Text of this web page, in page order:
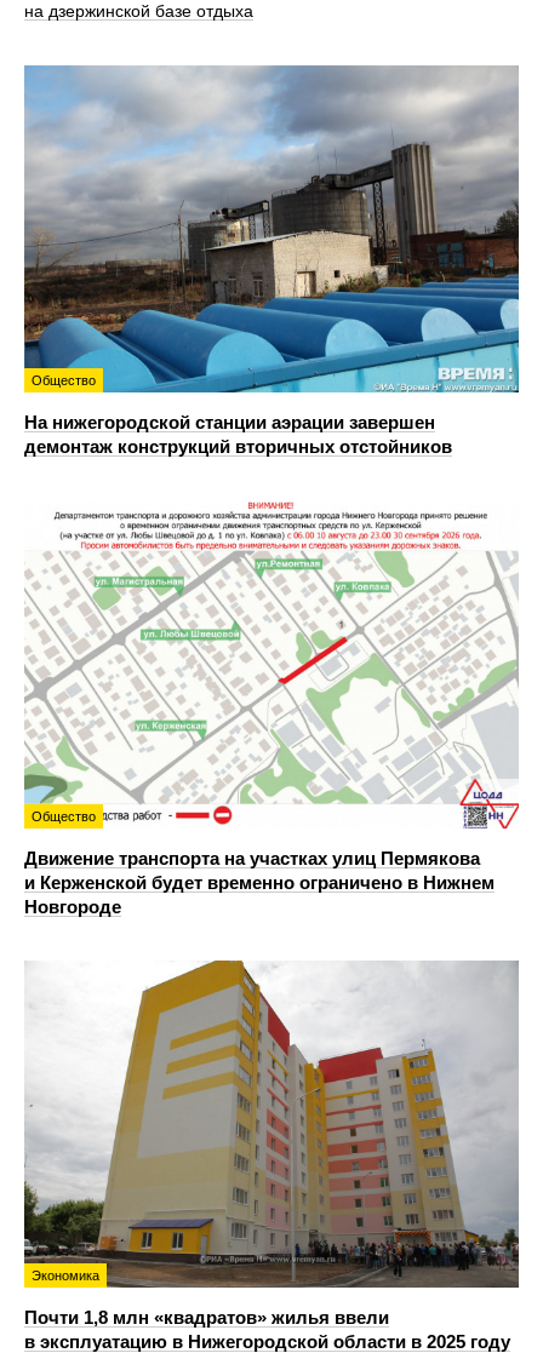
на дзержинской базе отдыха
Общество
На нижегородской станции аэрации завершен
демонтаж конструкций вторичных отстойников
Общество
Движение транспорта на участках улиц Пермякова
и Керженской будет временно ограничено в Нижнем
Новгороде
Экономика
Почти 1,8 млн «квадратов» жилья ввели
в эксплуатацию в Нижегородской области в 2025 году